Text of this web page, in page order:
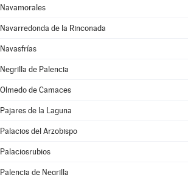
Navamorales
Navarredonda de la Rinconada
Navasfrías
Negrilla de Palencia
Olmedo de Camaces
Pajares de la Laguna
Palacios del Arzobispo
Palaciosrubios
Palencia de Negrilla